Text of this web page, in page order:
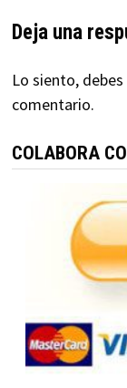
Deja una
Lo siento,
comentario.
COLABORA